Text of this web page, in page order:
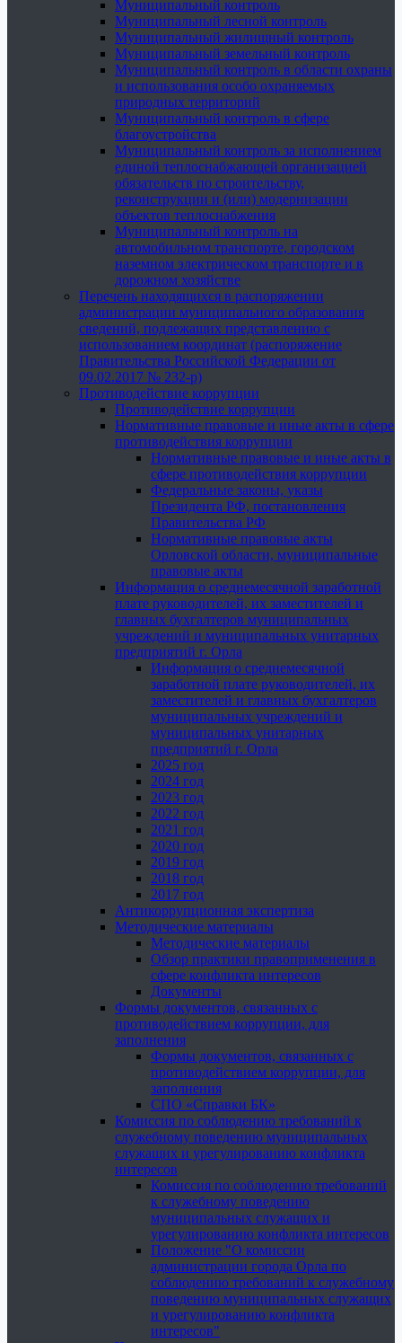
Муниципальный контроль
Муниципальный лесной контроль
Муниципальный жилищный контроль
Муниципальный земельный контроль
Муниципальный контроль в области охраны
и использования особо охраняемых
природных территорий
Муниципальный контроль в сфере
благоустройства
Муниципальный контроль за исполнением
единой теплоснабжающей организацией
обязательств по строительству,
реконструкции и (или) модернизации
объектов теплоснабжения
Муниципальный контроль на
автомобильном транспорте, городском
наземном электрическом транспорте и в
дорожном хозяйстве
Перечень находящихся в распоряжении
администрации муниципального образования
сведений, подлежащих представлению с
использованием координат (распоряжение
Правительства Российской Федерации от
09.02.2017 № 232-р)
Противодействие коррупции
Противодействие коррупции
Нормативные правовые и иные акты в сфере
противодействия коррупции
Нормативные правовые и иные акты в
сфере противодействия коррупции
Федеральные законы, указы
Президента РФ, постановления
Правительства РФ
Нормативные правовые акты
Орловской области, муниципальные
правовые акты
Информация о среднемесячной заработной
плате руководителей, их заместителей и
главных бухгалтеров муниципальных
учреждений и муниципальных унитарных
предприятий г. Орла
Информация о среднемесячной
заработной плате руководителей, их
заместителей и главных бухгалтеров
муниципальных учреждений и
муниципальных унитарных
предприятий г. Орла
2025 год
2024 год
2023 год
2022 год
2021 год
2020 год
2019 год
2018 год
2017 год
Антикоррупционная экспертиза
Методические материалы
Методические материалы
Обзор практики правоприменения в
сфере конфликта интересов
Документы
Формы документов, связанных с
противодействием коррупции, для
заполнения
Формы документов, связанных с
противодействием коррупции, для
заполнения
СПО «Справки БК»
Комиссия по соблюдению требований к
служебному поведению муниципальных
служащих и урегулированию конфликта
интересов
Комиссия по соблюдению требований
к служебному поведению
муниципальных служащих и
урегулированию конфликта интересов
Положение "О комиссии
администрации города Орла по
соблюдению требований к служебному
поведению муниципальных служащих
и урегулированию конфликта
интересов"